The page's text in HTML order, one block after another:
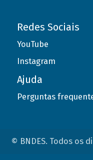
Redes Sociais
YouTube
Instagram
Ajuda
Perguntas
© BNDES. Todos os